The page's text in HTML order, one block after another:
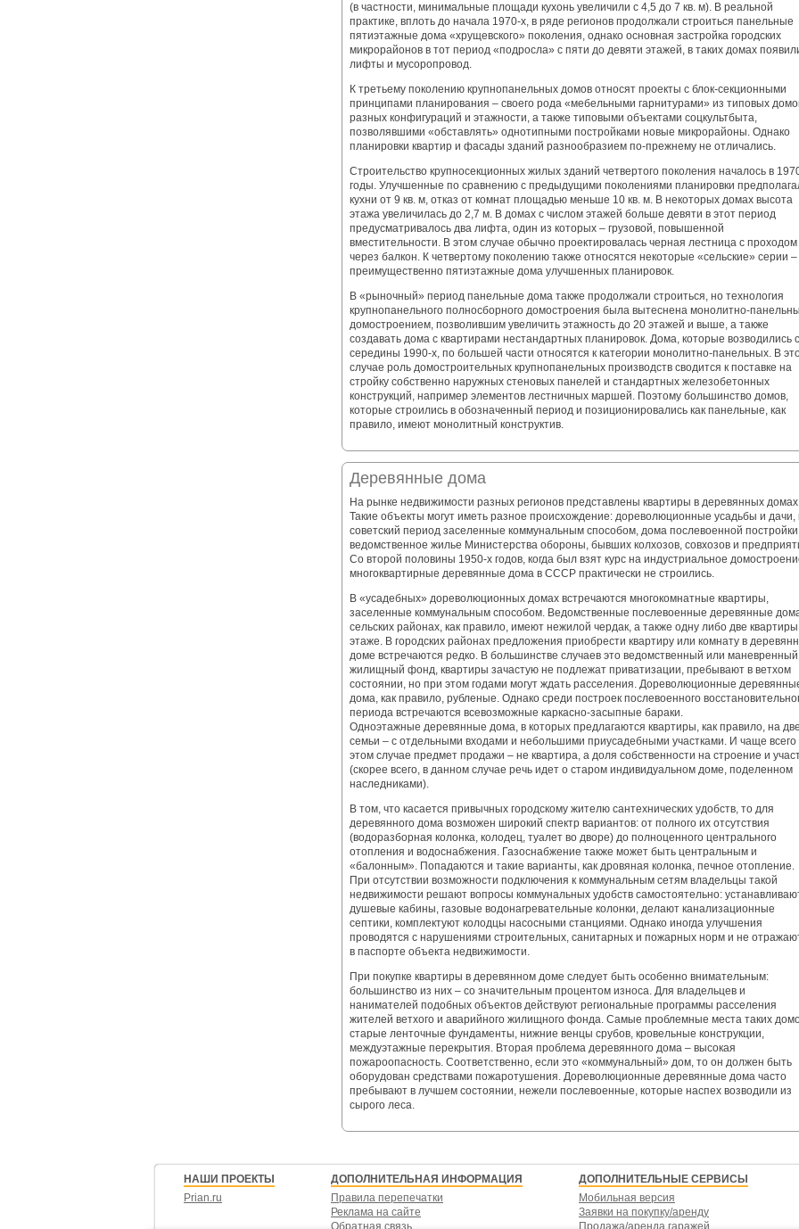
(в частности, минимальные площади кухонь увеличили с 4,5 до 7 кв. м). В реальной
практике, вплоть до начала 1970-х, в ряде регионов продолжали строиться панельные
пятиэтажные дома «хрущевского» поколения, однако основная застройка городских
микрорайонов в тот период «подросла» с пяти до девяти этажей, в таких домах
лифты и мусоропровод.
К третьему поколению крупнопанельных домов относят проекты с блок-секционными
принципами планирования – своего рода «мебельными гарнитурами» из типовых
разных конфигураций и этажности, а также типовыми объектами соцкультбыта,
позволявшими «обставлять» однотипными постройками новые микрорайоны. Однако
планировки квартир и фасады зданий разнообразием по-прежнему не отличались.
Строительство крупносекционных жилых зданий четвертого поколения началось в
годы. Улучшенные по сравнению с предыдущими поколениями планировки
кухни от 9 кв. м, отказ от комнат площадью меньше 10 кв. м. В некоторых домах высота
этажа увеличилась до 2,7 м. В домах с числом этажей больше девяти в этот период
предусматривалось два лифта, один из которых – грузовой, повышенной
вместительности. В этом случае обычно проектировалась черная лестница с проходом
через балкон. К четвертому поколению также относятся некоторые «сельские» серии –
преимущественно пятиэтажные дома улучшенных планировок.
В «рыночный» период панельные дома также продолжали строиться, но технология
крупнопанельного полносборного домостроения была вытеснена монолитно-
домостроением, позволившим увеличить этажность до 20 этажей и выше, а также
создавать дома с квартирами нестандартных планировок. Дома, которые возводились с
середины 1990-х, по большей части относятся к категории монолитно-панельных. В
случае роль домостроительных крупнопанельных производств сводится к поставке на
стройку собственно наружных стеновых панелей и стандартных железобетонных
конструкций, например элементов лестничных маршей. Поэтому большинство домов,
которые строились в обозначенный период и позиционировались как панельные, как
правило, имеют монолитный конструктив.
Деревянные дома
На рынке недвижимости разных регионов представлены квартиры в деревянных
Такие объекты могут иметь разное происхождение: дореволюционные усадьбы и дачи,
советский период заселенные коммунальным способом, дома послевоенной
ведомственное жилье Министерства обороны, бывших колхозов, совхозов и
Со второй половины 1950-х годов, когда был взят курс на индустриальное
многоквартирные деревянные дома в СССР практически не строились.
В «усадебных» дореволюционных домах встречаются многокомнатные квартиры,
заселенные коммунальным способом. Ведомственные послевоенные деревянные
сельских районах, как правило, имеют нежилой чердак, а также одну либо две
этаже. В городских районах предложения приобрести квартиру или комнату в
доме встречаются редко. В большинстве случаев это ведомственный или маневренный
жилищный фонд, квартиры зачастую не подлежат приватизации, пребывают в ветхом
состоянии, но при этом годами могут ждать расселения. Дореволюционные
дома, как правило, рубленые. Однако среди построек послевоенного
периода встречаются всевозможные каркасно-засыпные бараки.
Одноэтажные деревянные дома, в которых предлагаются квартиры, как правило, на две
семьи – с отдельными входами и небольшими приусадебными участками. И чаще всего
этом случае предмет продажи – не квартира, а доля собственности на строение и
(скорее всего, в данном случае речь идет о старом индивидуальном доме, поделенном
наследниками).
В том, что касается привычных городскому жителю сантехнических удобств, то для
деревянного дома возможен широкий спектр вариантов: от полного их отсутствия
(водоразборная колонка, колодец, туалет во дворе) до полноценного центрального
отопления и водоснабжения. Газоснабжение также может быть центральным и
«балонным». Попадаются и такие варианты, как дровяная колонка, печное отопление.
При отсутствии возможности подключения к коммунальным сетям владельцы такой
недвижимости решают вопросы коммунальных удобств самостоятельно:
душевые кабины, газовые водонагревательные колонки, делают канализационные
септики, комплектуют колодцы насосными станциями. Однако иногда улучшения
проводятся с нарушениями строительных, санитарных и пожарных норм и не
в паспорте объекта недвижимости.
При покупке квартиры в деревянном доме следует быть особенно внимательным:
большинство из них – со значительным процентом износа. Для владельцев и
нанимателей подобных объектов действуют региональные программы расселения
жителей ветхого и аварийного жилищного фонда. Самые проблемные места таких
старые ленточные фундаменты, нижние венцы срубов, кровельные конструкции,
междуэтажные перекрытия. Вторая проблема деревянного дома – высокая
пожароопасность. Соответственно, если это «коммунальный» дом, то он должен быть
оборудован средствами пожаротушения. Дореволюционные деревянные дома часто
пребывают в лучшем состоянии, нежели послевоенные, которые наспех возводили из
сырого леса.
НАШИ ПРОЕКТЫ
Prian.ru
ДОПОЛНИТЕЛЬНАЯ ИНФОРМАЦИЯ
Правила перепечатки
Реклама на сайте
Обратная связь
ДОПОЛНИТЕЛЬНЫЕ СЕРВИСЫ
Мобильная версия
Заявки на покупку/аренду
Продажа/аренда гаражей